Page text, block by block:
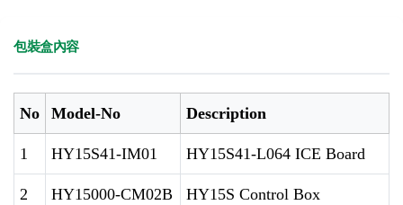
包裝盒內容
No Model-No Description
1 HY15S41-IM01 HY15S41-L064 ICE Board
2 HY15000-CM02B HY15S Control Box